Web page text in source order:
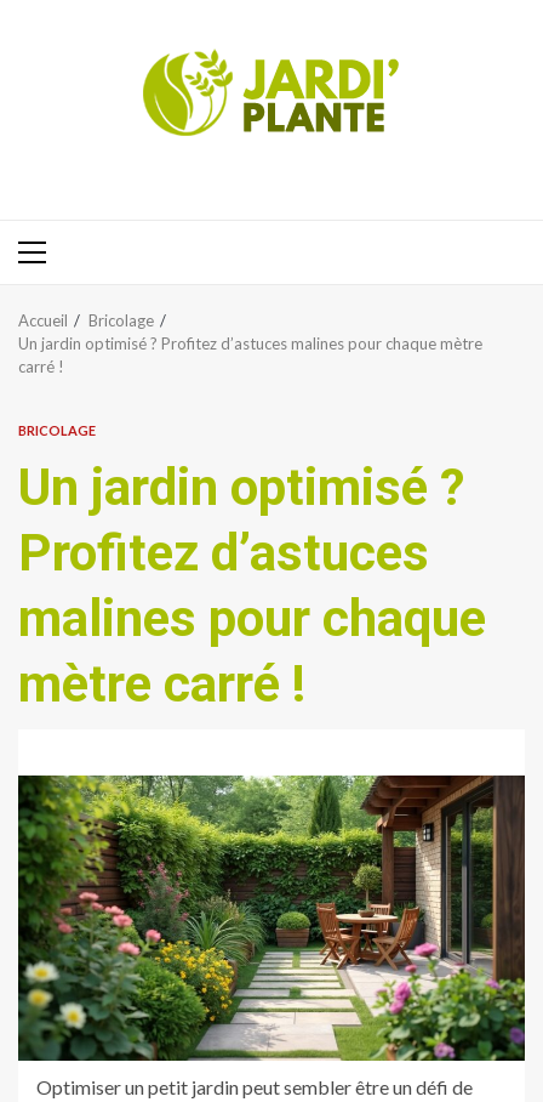
Menu
Accueil
Bricolage
Un jardin optimisé ? Profitez d’astuces malines pour chaque mètre
carré !
BRICOLAGE
Un jardin optimisé ?
Profitez d’astuces
malines pour chaque
mètre carré !
Optimiser un petit jardin peut sembler être un défi de